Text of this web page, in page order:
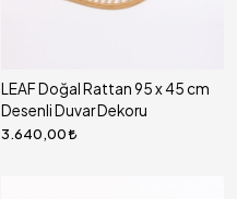
LEAF Doğal Rattan 95 x 45 cm
Desenli Duvar Dekoru
3.640,00